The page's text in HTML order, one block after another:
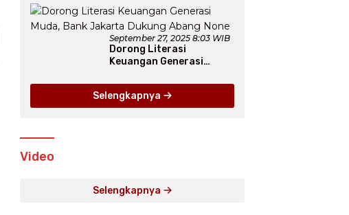
Seru, hingga Atraksi
Giant Pizza
September 27, 2025 8:03 WIB
Dorong Literasi
Keuangan Generasi
Dukung Abang None
Selengkapnya
Video
Selengkapnya